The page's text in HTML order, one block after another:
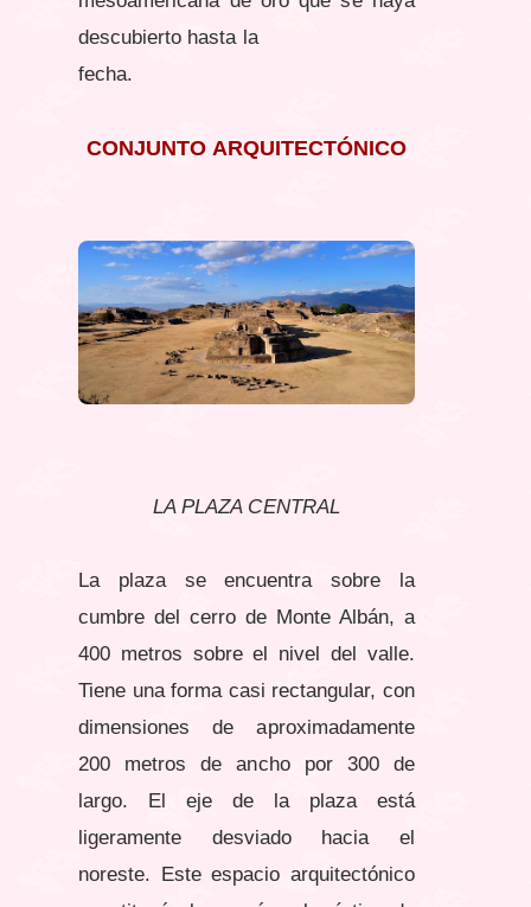
descubierto hasta la
fecha.
CONJUNTO ARQUITECTÓNICO
LA PLAZA CENTRAL
La plaza se encuentra sobre la
cumbre del cerro de Monte Albán, a
400 metros sobre el nivel del valle.
Tiene una forma casi rectangular, con
dimensiones de aproximadamente
200 metros de ancho por 300 de
largo. El eje de la plaza está
ligeramente desviado hacia el
noreste. Este espacio arquitectónico